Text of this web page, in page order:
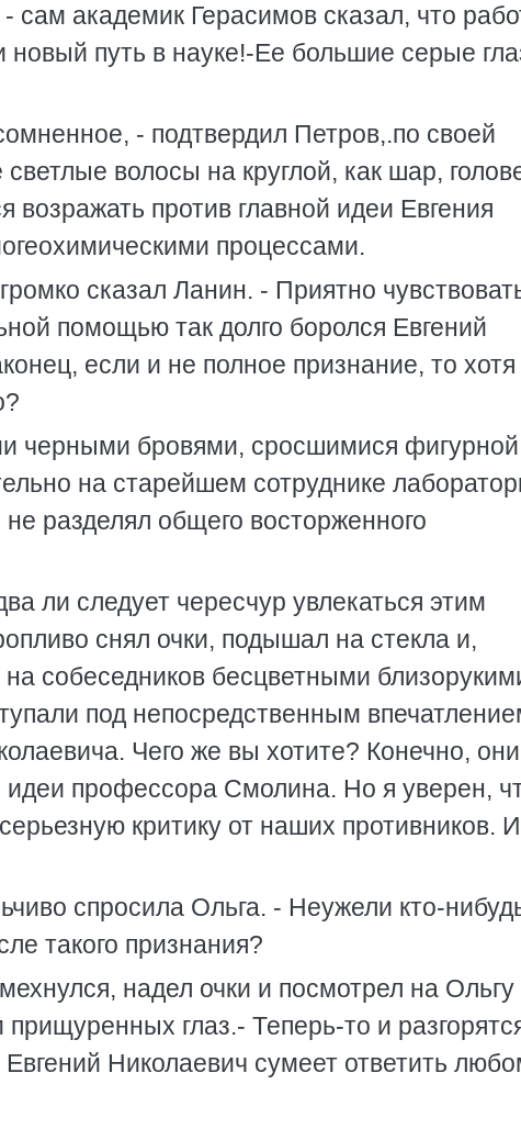
сам академик Герасимов сказал, что
новый путь в науке!-Ее большие серые
- подтвердил Петров,.по своей
волосы на круглой, как шар,
против главной идеи Евгения
процессами.
сказал Ланин. - Приятно
помощью так долго боролся Евгений
если и не полное признание, то
черными бровями, сросшимися фигурной
на старейшем сотруднике
разделял общего восторженного
ли следует чересчур увлекаться этим
снял очки, подышал на стекла и,
собеседников бесцветными
под непосредственным
Чего же вы хотите? Конечно, они
идеи профессора Смолина. Но я уверен,
критику от наших противников.
спросила Ольга. - Неужели кто-
такого признания?
надел очки и посмотрел на Ольгу
глаз.- Теперь-то и
Николаевич сумеет ответить